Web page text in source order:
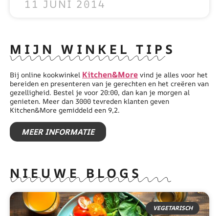
11 JUNI 2014
MIJN WINKEL TIPS
Bij online kookwinkel Kitchen&More vind je alles voor het
bereiden en presenteren van je gerechten en het creëren van
gezelligheid. Bestel je voor 20:00, dan kan je morgen al
genieten. Meer dan 3000 tevreden klanten geven
Kitchen&More gemiddeld een 9,2.
MEER INFORMATIE
NIEUWE BLOGS
VEGETARISCH